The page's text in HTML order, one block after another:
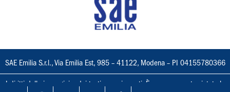
SAE Emilia S.r.l., Via Emilia Est, 985 – 41122, Modena – PI 04155780366
I diritti delle immagini e dei testi sono riservati. È espressamente vietata la